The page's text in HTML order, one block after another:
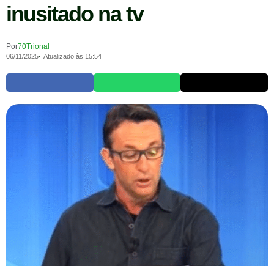
inusitado na tv
Por70Trional
06/11/2025 Atualizado às 15:54